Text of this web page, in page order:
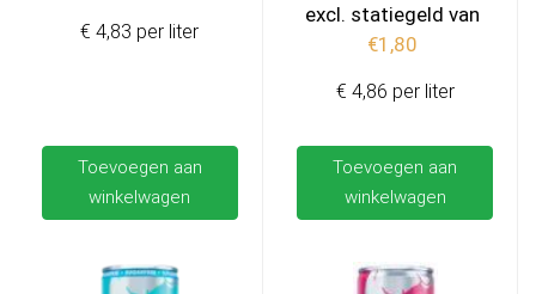
Toevoegen aan
winkelwagen
€ 4,83 per liter
excl. statiegeld van
€1,80
Toevoegen aan
winkelwagen
€ 4,86 per liter